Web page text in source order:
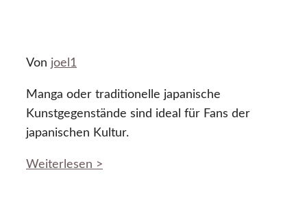
Von joel1
Manga oder traditionelle japanische
Kunstgegenstände sind ideal für Fans der
japanischen Kultur.
Weiterlesen >